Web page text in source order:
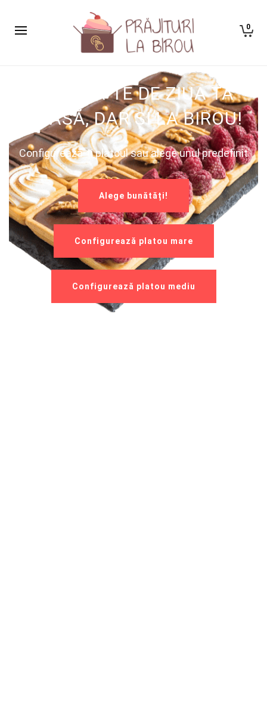
0
BUCURĂ-TE DE ZIUA TA
ACASĂ, DAR ȘI LA BIROU!
Configurează-ți platoul sau alege unul predefinit
Alege bunătăți!
Configurează platou mare
Configurează platou mediu